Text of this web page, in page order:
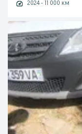
2024 - 11 000 км